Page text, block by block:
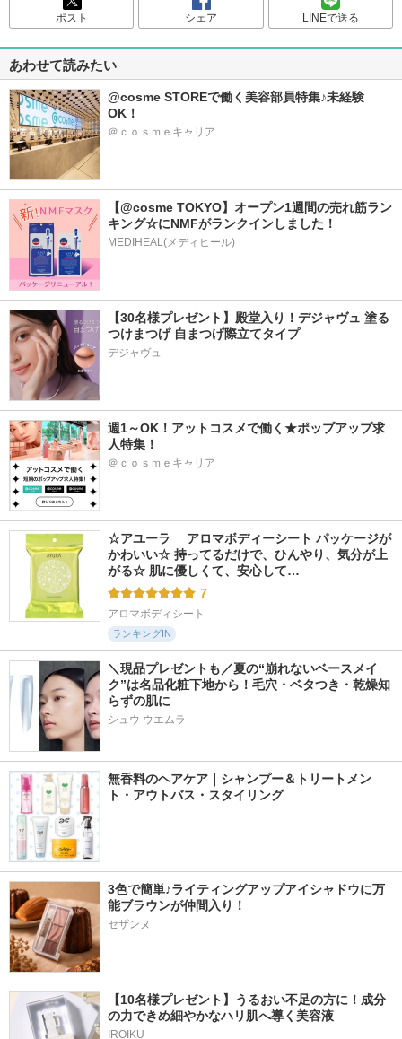
ポスト シェア LINEで送る
あわせて読みたい
@cosme STOREで働く美容部員特集♪未経験
OK！
＠ｃｏｓｍｅキャリア
【@cosme TOKYO】オープン1週間の売れ筋ラン
キング☆にNMFがランクインしました！
MEDIHEAL(メディヒール)
【30名様プレゼント】殿堂入り！デジャヴュ 塗る
つけまつげ 自まつげ際立てタイプ
デジャヴュ
週1～OK！アットコスメで働く★ポップアップ求
人特集！
＠ｃｏｓｍｅキャリア
☆アユーラ 　アロマボディーシート パッケージが
かわいい☆ 持ってるだけで、ひんやり、気分が上
がる☆ 肌に優しくて、安心して…
7
アロマボディシート
ランキングIN
＼現品プレゼントも／夏の“崩れないベースメイ
ク”は名品化粧下地から！毛穴・ベタつき・乾燥知
らずの肌に
シュウ ウエムラ
無香料のヘアケア｜シャンプー＆トリートメン
ト・アウトバス・スタイリング
3色で簡単♪ライティングアップアイシャドウに万
能ブラウンが仲間入り！
セザンヌ
【10名様プレゼント】うるおい不足の方に！成分
の力できめ細やかなハリ肌へ導く美容液
IROIKU